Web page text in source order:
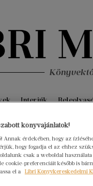
Interjúk
elolvastál?
például Voltaire: Candide
könyvajánlatok!
Annak érdekében, hogy az
hogy fogadja el az ehhez
csak a weboldal
cookie-preferenciáit később is
el a Libri Könyvkereskedelmi